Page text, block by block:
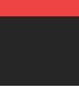
Glee Store